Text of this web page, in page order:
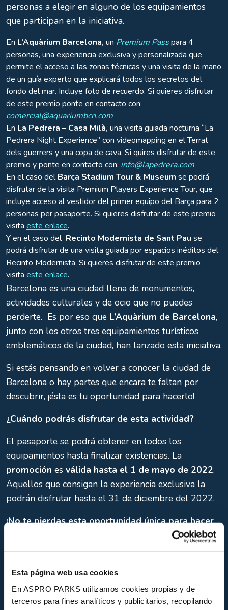
Esta página web usa cookies
En ASPRO PARKS utilizamos cookies propias y de
terceros para fines analíticos y publicitarios, recopilando
personas a elegir en alguno de los equipamientos
que participan en la iniciativa.
En L’Aquàrium Barcelona, un Premium Passpara 4
personas, una experiencia exclusiva y personalizada que
permite el acceso a las zonas técnicas y una visita de la mano
de un guía experto que explicará todos los secretos del
fondo del mar. Incluye foto de recuerdo. Si quieres disfrutar
de este premio ponte en contacto con:
comercial@aquariumbcn.com
En La Pedrera – Casa Milà, una visita guiada nocturna “La
Pedrera Night Experience” con videomapping en el Terrat
dels guerrers y una copa de cava. Si quires disfrutar de este
premio y ponte en contacto con: info@lapedrera.com
En el caso delBarça Stadium Tour & Museum se podrá
disfrutar de la visita Premium Players Experience Tour, que
incluye acceso al vestidor del primer equipo del Barça para 2
personas per pasaporte. Si quieres disfrutar de este premio
visita este enlace.
Y en el caso del Recinto Modernista de Sant Pau se
podrá disfrutar de una visita guiada por espacios inéditos del
Recinto Modernista. Si quieres disfrutar de este premio
visita este enlace.
Barcelona es una ciudad llena de monumentos,
actividades culturales y de ocio que no puedes
perderte. Es por eso que L’Aquàrium de Barcelona,
junto con los otros tres equipamientos turísticos
emblemáticos de la ciudad, han lanzado esta iniciativa.
Si estás pensando en volver a conocer la ciudad de
Barcelona o hay partes que encara te faltan por
descubrir, ¡ésta es tu oportunidad para hacerlo!
¿Cuándo podrás disfrutar de esta actividad?
El pasaporte se podrá obtener en todos los
equipamientos hasta finalizar existencias. La
promoción es válida hasta el 1 de mayo de 2022.
Aquellos que consigan la experiencia exclusiva la
podrán disfrutar hasta el 31 de diciembre del 2022.
¡No te pierdas esta oportunidad única para hacer
**Los premios podrán ser sustituidos por otros de
similar valor por razones de disponibilidad, seguridad